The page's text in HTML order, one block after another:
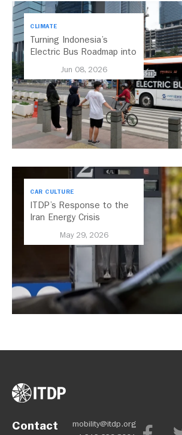
CLIMATE
Turning Indonesia’s
Electric Bus Roadmap into
Jun 08, 2026
CAR CULTURE
ITDP’s Response to the
Iran Energy Crisis
May 29, 2026
Contact
mobility@itdp.org